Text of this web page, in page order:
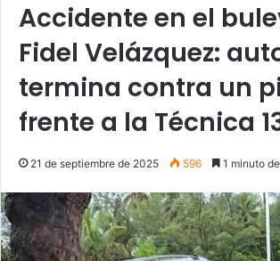
Accidente en el
Fidel Velázquez:
termina contra un
frente a la Técnica
21 de septiembre de 2025 596 1 minuto